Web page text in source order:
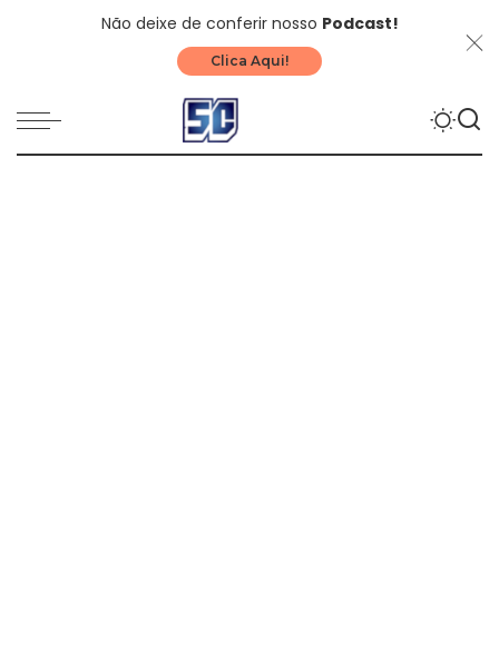
Não deixe de conferir nosso Podcast!
Clica Aqui!